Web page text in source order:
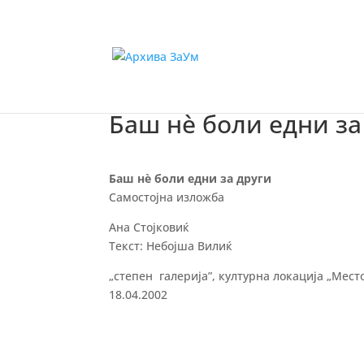
Баш нѐ боли едни
Баш нѐ боли едни за други
Самостојна изложба
Ана Стојковиќ
Текст: Небојша Вилиќ
„степен галерија”, културна локација
18.04.2002